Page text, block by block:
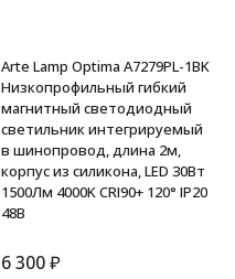
Arte Lamp Optima A7279PL-1BK
Низкопрофильный гибкий
магнитный светодиодный
светильник интегрируемый
в шинопровод, длина 2м,
корпус из силикона, LED 30Вт
1500Лм 4000K CRI90+ 120° IP20
48В
6 300 ₽